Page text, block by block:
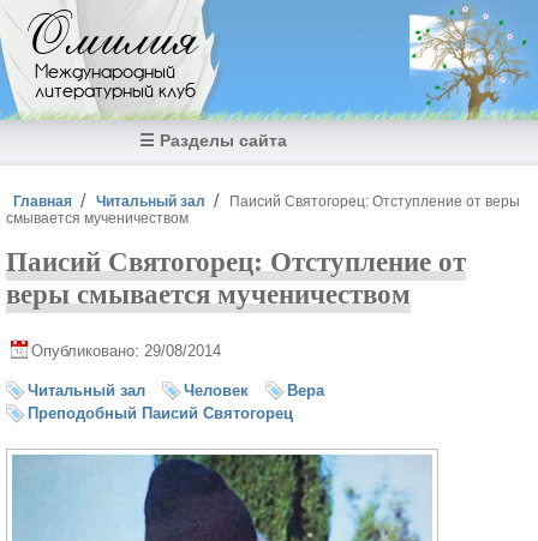
Перейти к основному содержанию
Омилия
Международный
литературный клуб
☰ Разделы сайта
Вы здесь
Главная Читальный зал
Паисий Святогорец: Отступление от веры
смывается мученичеством
Паисий Святогорец: Отступление от
веры смывается мученичеством
Опубликовано: 29/08/2014
Читальный зал Человек
Вера
Преподобный Паисий Святогорец